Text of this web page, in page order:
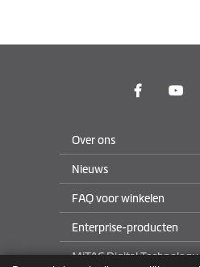
Over ons
Nieuws
FAQ voor winkelen
Enterprise-producten
MiTAC Digital Technology